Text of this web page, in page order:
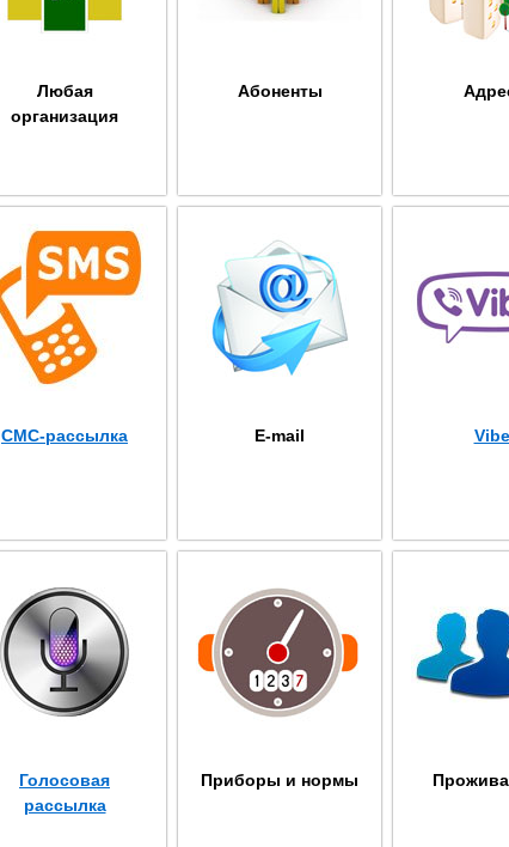
Любая
организация
Абоненты
СМС-рассылка E-mail
Голосовая
рассылка
Приборы и нормы